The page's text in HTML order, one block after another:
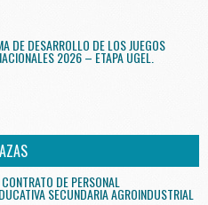
DE DESARROLLO DE LOS JUEGOS
2026 – ETAPA UGEL.
DE PERSONAL
SECUNDARIA AGROINDUSTRIAL